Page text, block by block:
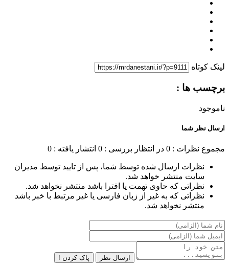
لینک کوتاه
برچسب ها :
ناموجود
ارسال نظر شما
مجموع نظرات : 0 در انتظار بررسی : 0 انتشار یافته : 0
نظرات ارسال شده توسط شما، پس از تایید توسط مدیران
سایت منتشر خواهد شد.
نظراتی که حاوی تهمت یا افترا باشد منتشر نخواهد شد.
نظراتی که به غیر از زبان فارسی یا غیر مرتبط با خبر باشد
منتشر نخواهد شد.
ارسال نظر پاک کردن !